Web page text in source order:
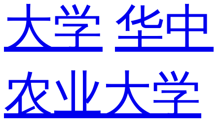
大学 华中
农业大学